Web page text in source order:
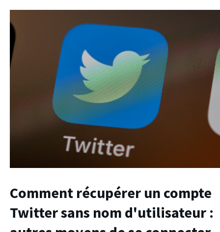
Comment récupérer un compte
Twitter sans nom d'utilisateur :